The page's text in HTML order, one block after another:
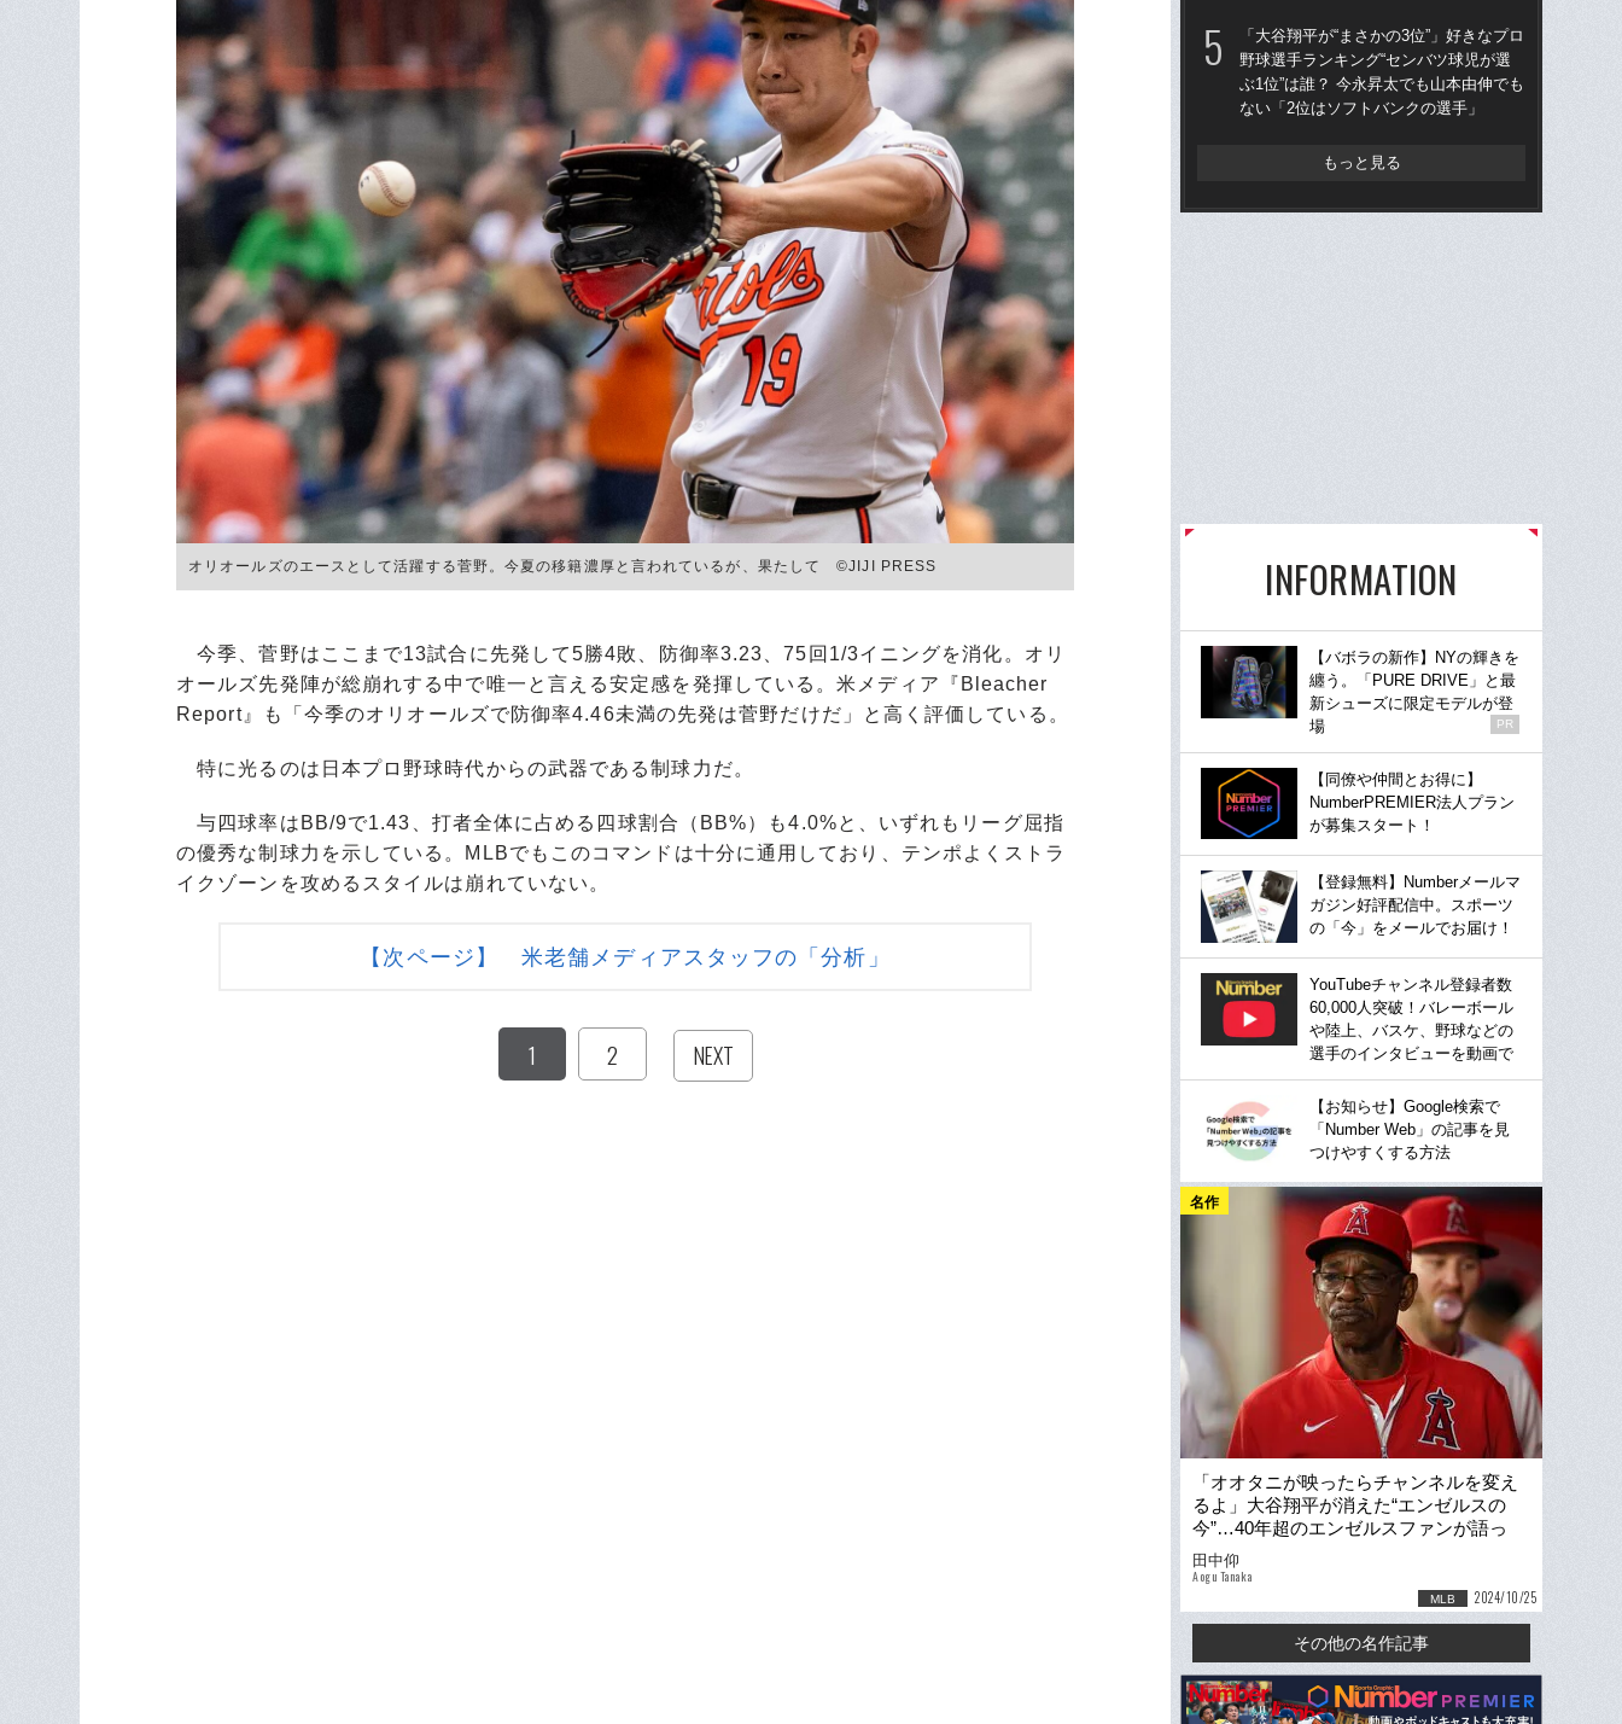
オリオールズのエースとして活躍する菅野。今夏の移籍濃厚と言われているが、果たして ©︎JIJI PRESS
今季、菅野はここまで13試合に先発して5勝4敗、防御率3.23、75回1/3イニングを消化。オリ
オールズ先発陣が総崩れする中で唯一と言える安定感を発揮している。米メディア『Bleacher
Report』も「今季のオリオールズで防御率4.46未満の先発は菅野だけだ」と高く評価している。
特に光るのは日本プロ野球時代からの武器である制球力だ。
与四球率はBB/9で1.43、打者全体に占める四球割合（BB%）も4.0%と、いずれもリーグ屈指
の優秀な制球力を示している。MLBでもこのコマンドは十分に通用しており、テンポよくストラ
イクゾーンを攻めるスタイルは崩れていない。
【次ページ】 米老舗メディアスタッフの「分析」
1 2 NEXT
「大谷翔平が“まさかの3位”」好きなプロ
野球選手ランキング“センバツ球児が選
ぶ1位”は誰？ 今永昇太でも山本由伸でも
ない「2位はソフトバンクの選手」
もっと見る
INFORMATION
【バボラの新作】NYの輝きを
纏う。「PURE DRIVE」と最
新シューズに限定モデルが登
場
PR
【同僚や仲間とお得に】
NumberPREMIER法人プラン
が募集スタート！
【登録無料】Numberメールマ
ガジン好評配信中。スポーツ
の「今」をメールでお届け！
YouTubeチャンネル登録者数
60,000人突破！バレーボール
や陸上、バスケ、野球などの
選手のインタビューを動画で
【お知らせ】Google検索で
「Number Web」の記事を見
つけやすくする方法
名作
「オオタニが映ったらチャンネルを変え
るよ」大谷翔平が消えた“エンゼルスの
今”…40年超のエンゼルスファンが語っ
た“怒り”「恋人を奪われた気持ちだ」
田中仰
Aogu Tanaka
MLB 2024/10/25
その他の名作記事